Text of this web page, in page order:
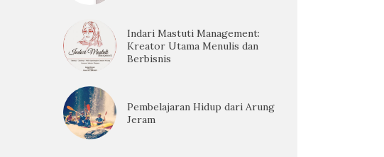
Indari Mastuti Management:
Kreator Utama Menulis dan
Berbisnis
Pembelajaran Hidup dari Arung
Jeram